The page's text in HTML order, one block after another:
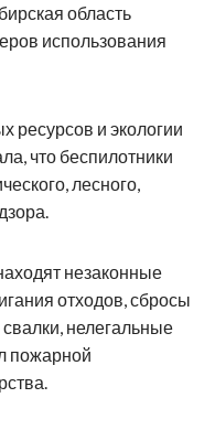
область
использования
ресурсов и экологии
что беспилотники
лесного,
незаконные
отходов, сбросы
нелегальные
пожарной